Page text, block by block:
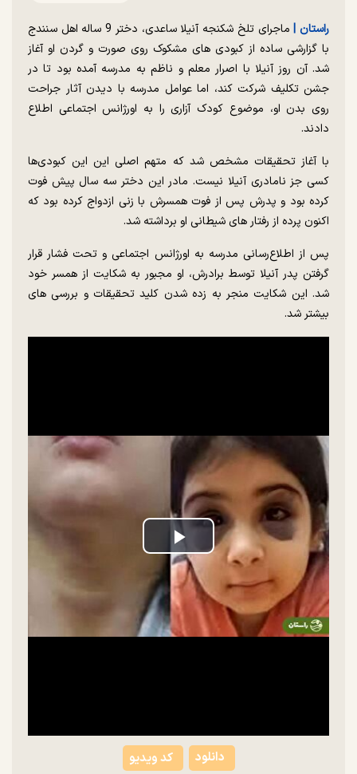
راستان |‌
ماجرای تلخ شکنجه آنیلا ساعدی، دختر 9 ساله اهل سنندج
با گزارشی ساده از کبودی‌ های مشکوک روی صورت و گردن او آغاز
شد. آن روز آنیلا با اصرار معلم و ناظم به مدرسه آمده بود تا در
جشن تکلیف شرکت کند، اما عوامل مدرسه با دیدن آثار جراحت
روی بدن او، موضوع کودک آزاری را به اورژانس اجتماعی اطلاع
دادند.
با آغاز تحقیقات مشخص شد که متهم اصلی این این کبودی‌ها
کسی جز نامادری آنیلا نیست. مادر این دختر سه سال پیش فوت
کرده بود و پدرش پس از فوت همسرش با زنی ازدواج کرده بود که
اکنون پرده از رفتار های شیطانی او برداشته شد.
پس از اطلاع‌رسانی مدرسه به اورژانس اجتماعی و تحت فشار قرار
گرفتن پدر آنیلا توسط برادرش، او مجبور به شکایت از همسر خود
شد. این شکایت منجر به زده شدن کلید تحقیقات و بررسی های
بیشتر شد.
Play
Video
کد ویدیو دانلود